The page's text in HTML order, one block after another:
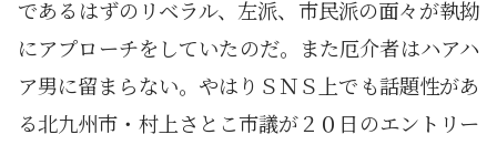
であるはずのリベラル、左派、市民派の面々が執拗
にアプローチをしていたのだ。また厄介者はハアハ
ア男に留まらない。やはりＳＮＳ上でも話題性があ
る北九州市・村上さとこ市議が２０日のエントリー